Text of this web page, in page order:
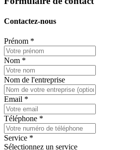
Contactez-nous
Prénom *
Nom *
Nom de l'entreprise
Email *
Téléphone *
Service *
Sélectionnez un service